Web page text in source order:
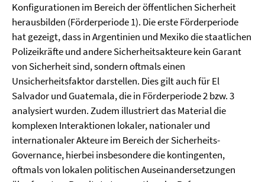
Konfigurationen im Bereich der öffentlichen Sicherheit
herausbilden (Förderperiode 1). Die erste Förderperiode
hat gezeigt, dass in Argentinien und Mexiko die staatlichen
Polizeikräfte und andere Sicherheitsakteure kein Garant
von Sicherheit sind, sondern oftmals einen
Unsicherheitsfaktor darstellen. Dies gilt auch für El
Salvador und Guatemala, die in Förderperiode 2 bzw. 3
analysiert wurden. Zudem illustriert das Material die
komplexen Interaktionen lokaler, nationaler und
internationaler Akteure im Bereich der Sicherheits-
Governance, hierbei insbesondere die kontingenten,
oftmals von lokalen politischen Auseinandersetzungen